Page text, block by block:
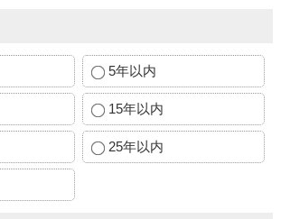
5年以内
15年以内
25年以内